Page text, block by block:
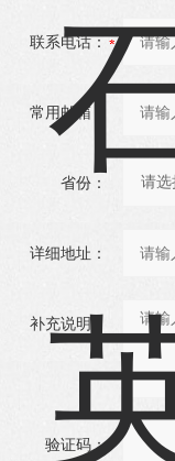
联系电话：
常用邮箱：
省份：
详细地址：
补充说明：
验证码：